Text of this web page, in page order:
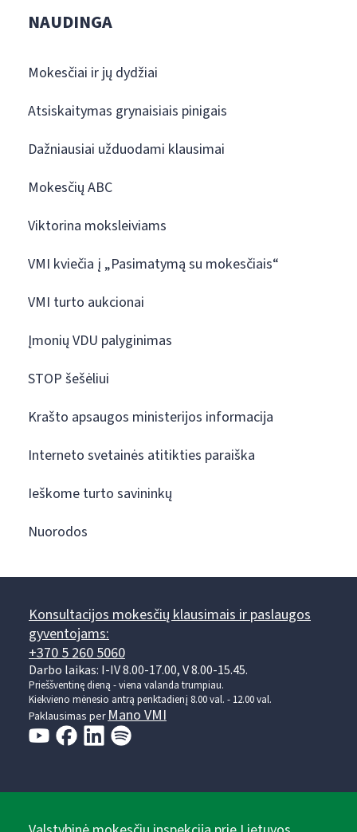
NAUDINGA
Mokesčiai ir jų dydžiai
Atsiskaitymas grynaisiais pinigais
Dažniausiai užduodami klausimai
Mokesčių ABC
Viktorina moksleiviams
VMI kviečia į „Pasimatymą su mokesčiais“
VMI turto aukcionai
Įmonių VDU palyginimas
STOP šešėliui
Krašto apsaugos ministerijos informacija
Interneto svetainės atitikties paraiška
Ieškome turto savininkų
Nuorodos
Konsultacijos mokesčių klausimais ir paslaugos
gyventojams:
+370 5 260 5060
Darbo laikas: I-IV 8.00-17.00, V 8.00-15.45.
Prieššventinę dieną - viena valanda trumpiau.
Kiekvieno mėnesio antrą penktadienį 8.00 val. - 12.00 val.
Paklausimas perMano VMI